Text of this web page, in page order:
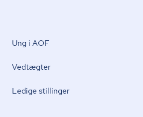
Ung i AOF
Vedtægter
Ledige stillinger